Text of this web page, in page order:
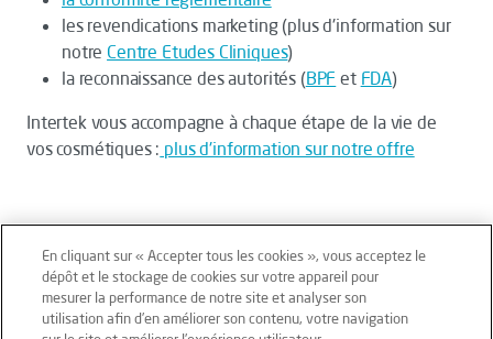
les revendications marketing (plus d'information sur
notre Centre Etudes Cliniques)
la reconnaissance des autorités (BPF et FDA)
Intertek vous accompagne à chaque étape de la vie de
vos cosmétiques : plus d'information sur notre offre
Mentions légales Conditions générales
En cliquant sur « Accepter tous les cookies », vous acceptez le
dépôt et le stockage de cookies sur votre appareil pour
mesurer la performance de notre site et analyser son
utilisation afin d’en améliorer son contenu, votre navigation